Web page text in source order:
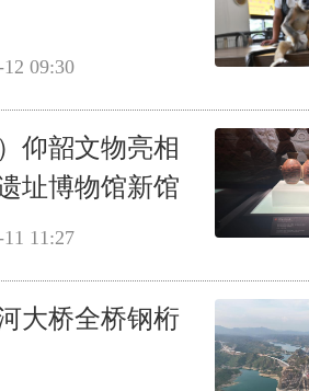
09:30
仰韶文物亮相
址博物馆新馆
11:27
大桥全桥钢桁